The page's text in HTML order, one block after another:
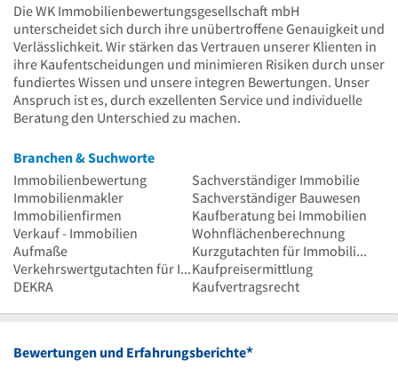
Die WK Immobilienbewertungsgesellschaft mbH
unterscheidet sich durch ihre unübertroffene Genauigkeit und
Verlässlichkeit. Wir stärken das Vertrauen unserer Klienten in
ihre Kaufentscheidungen und minimieren Risiken durch unser
fundiertes Wissen und unsere integren Bewertungen. Unser
Anspruch ist es, durch exzellenten Service und individuelle
Beratung den Unterschied zu machen.
Branchen & Suchworte
Immobilienbewertung
Sachverständiger Immobilie
Immobilienmakler
Sachverständiger Bauwesen
Immobilienfirmen
Kaufberatung bei Immobilien
Verkauf - Immobilien
Wohnflächenberechnung
Aufmaße
Kurzgutachten für Immobilien
Verkehrswertgutachten für ImmobilienKaufpreisermittlung
DEKRA
Kaufvertragsrecht
Bewertungen und Erfahrungsberichte*